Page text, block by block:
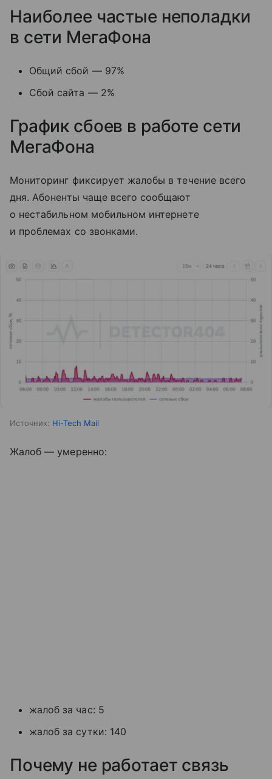
Наиболее частые неполадки
в сети МегаФона
Общий сбой — 97%
Сбой сайта — 2%
График сбоев в работе сети
МегаФона
Мониторинг фиксирует жалобы в течение всего
дня. Абоненты чаще всего сообщают
о нестабильном мобильном интернете
и проблемах со звонками.
Источник: Hi-Tech Mail
Жалоб — умеренно:
жалоб за час: 5
жалоб за сутки: 140
Почему не работает связь